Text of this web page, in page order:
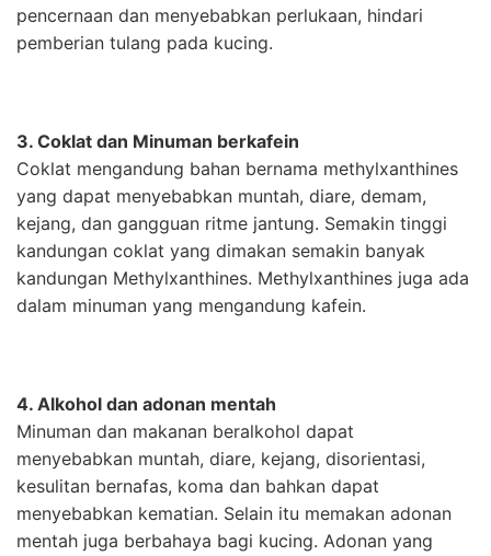
pencernaan dan menyebabkan perlukaan, hindari
pemberian tulang pada kucing.
3. Coklat dan Minuman berkafein
Coklat mengandung bahan bernama methylxanthines
yang dapat menyebabkan muntah, diare, demam,
kejang, dan gangguan ritme jantung. Semakin tinggi
kandungan coklat yang dimakan semakin banyak
kandungan Methylxanthines. Methylxanthines juga ada
dalam minuman yang mengandung kafein.
4. Alkohol dan adonan mentah
Minuman dan makanan beralkohol dapat
menyebabkan muntah, diare, kejang, disorientasi,
kesulitan bernafas, koma dan bahkan dapat
menyebabkan kematian. Selain itu memakan adonan
mentah juga berbahaya bagi kucing. Adonan yang